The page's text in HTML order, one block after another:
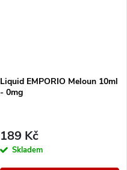
Liquid EMPORIO Meloun 10ml
- 0mg
189 Kč
Skladem